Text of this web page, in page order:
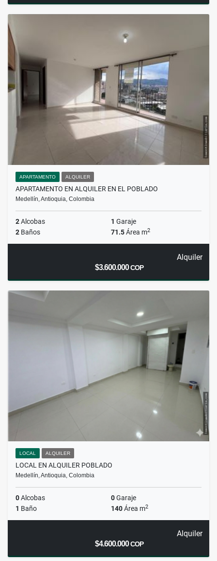
APARTAMENTO ALQUILER
APARTAMENTO EN ALQUILER EN EL POBLADO
Medellín, Antioquia, Colombia
2Alcobas 1 Garaje
2 Baños 71.5Área m2
Alquiler
$3.600.000COP
LOCAL ALQUILER
LOCAL EN ALQUILER POBLADO
Medellín, Antioquia, Colombia
0Alcobas 0Garaje
1 Baño 140Área m2
Alquiler
$4.600.000COP